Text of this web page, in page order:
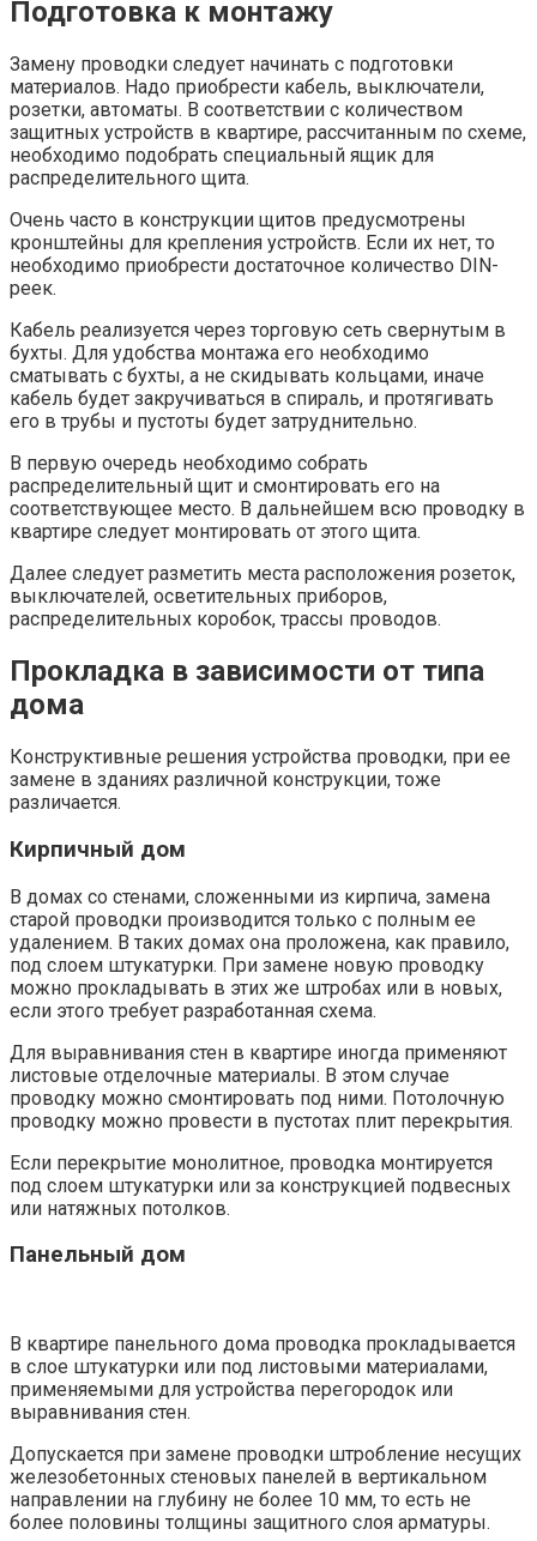
Подготовка к монтажу
Замену проводки следует начинать с подготовки
материалов. Надо приобрести кабель, выключатели,
розетки, автоматы. В соответствии с количеством
защитных устройств в квартире, рассчитанным по схеме,
необходимо подобрать специальный ящик для
распределительного щита.
Очень часто в конструкции щитов предусмотрены
кронштейны для крепления устройств. Если их нет, то
необходимо приобрести достаточное количество DIN-
реек.
Кабель реализуется через торговую сеть свернутым в
бухты. Для удобства монтажа его необходимо
сматывать с бухты, а не скидывать кольцами, иначе
кабель будет закручиваться в спираль, и протягивать
его в трубы и пустоты будет затруднительно.
В первую очередь необходимо собрать
распределительный щит и смонтировать его на
соответствующее место. В дальнейшем всю проводку в
квартире следует монтировать от этого щита.
Далее следует разметить места расположения розеток,
выключателей, осветительных приборов,
распределительных коробок, трассы проводов.
Прокладка в зависимости от типа
дома
Конструктивные решения устройства проводки, при ее
замене в зданиях различной конструкции, тоже
различается.
Кирпичный дом
В домах со стенами, сложенными из кирпича, замена
старой проводки производится только с полным ее
удалением. В таких домах она проложена, как правило,
под слоем штукатурки. При замене новую проводку
можно прокладывать в этих же штробах или в новых,
если этого требует разработанная схема.
Для выравнивания стен в квартире иногда применяют
листовые отделочные материалы. В этом случае
проводку можно смонтировать под ними. Потолочную
проводку можно провести в пустотах плит перекрытия.
Если перекрытие монолитное, проводка монтируется
под слоем штукатурки или за конструкцией подвесных
или натяжных потолков.
Панельный дом
В квартире панельного дома проводка прокладывается
в слое штукатурки или под листовыми материалами,
применяемыми для устройства перегородок или
выравнивания стен.
Допускается при замене проводки штробление несущих
железобетонных стеновых панелей в вертикальном
направлении на глубину не более 10 мм, то есть не
более половины толщины защитного слоя арматуры.